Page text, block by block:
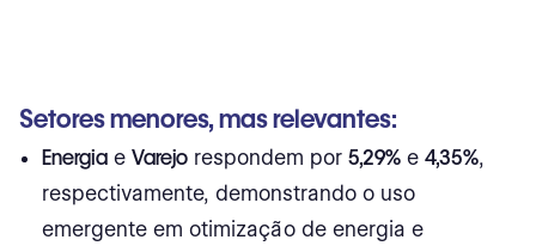
Setores menores, mas relevantes:
Energia eVarejo respondem por5,29% e4,35%,
respectivamente, demonstrando o uso
emergente em otimização de energia e